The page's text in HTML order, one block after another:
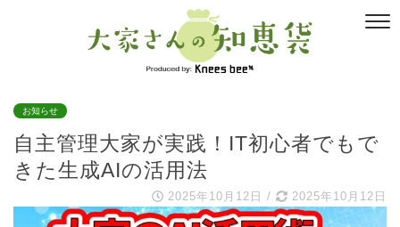
お知らせ
自主管理大家が実践！IT初心者でもで
きた生成AIの活用法
2025年10月12日 / 2025年10月12日